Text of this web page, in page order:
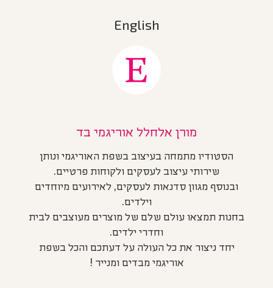
English
מורן אלחלל אוריגמי בד
הסטודיו מתמחה בעיצוב בשפת האוריגמי ונותן
שירותי עיצוב לעסקים ולקוחות פרטיים.
ובנוסף מגוון סדנאות לעסקים, לאירועים מיוחדים
וילדים.
בחנות תמצאו עולם שלם של מוצרים מעוצבים לבית
וחדרי ילדים.
יחד ניצור את כל העולה על דעתכם והכל בשפת
אוריגמי מבדים ומנייר !